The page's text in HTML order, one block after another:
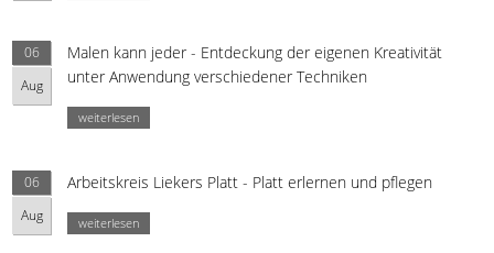
06
Aug
Malen kann jeder - Entdeckung der eigenen Kreativität
unter Anwendung verschiedener Techniken
weiterlesen
06
Aug
Arbeitskreis Liekers Platt - Platt erlernen und pflegen
weiterlesen